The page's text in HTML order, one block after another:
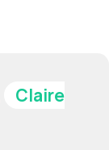
Claire